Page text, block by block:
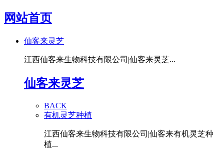
网站首页
仙客来灵芝
江西仙客来生物科技有限公司|仙客来灵芝...
仙客来灵芝
BACK
有机灵芝种植
江西仙客来生物科技有限公司|仙客来有机灵芝种
植...